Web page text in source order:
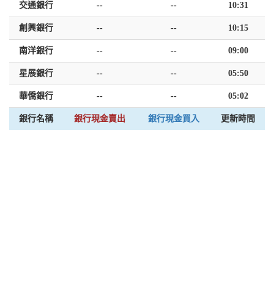
交通銀行 -- -- 10:31
創興銀行 -- -- 10:15
南洋銀行 -- -- 09:00
星展銀行 -- -- 05:50
華僑銀行 -- -- 05:02
銀行名稱 銀行現金賣出 銀行現金買入 更新時間